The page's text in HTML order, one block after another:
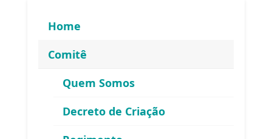
Home
Comitê
Quem Somos
Decreto de Criação